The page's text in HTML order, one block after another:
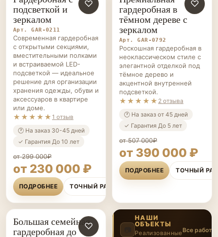
ГАРДЕРОБНЫЕ НА ЗАКАЗ
♡
Гардеробная с
подсветкой и
зеркалом
Арт. GAR-0211
Современная гардеробная
с открытыми секциями,
вместительными полками
и встраиваемой LED-
подсветкой — идеальное
решение для организации
хранения одежды, обуви и
аксессуаров в квартире
или доме.
🕐 На заказ 30-45 дней
от 299 000₽
от 230 000 ₽
ПОДРОБНЕЕ ТОЧНЫЙ РАСЧЁТ
ГАРДЕРОБНЫЕ НА ЗАКАЗ
♡
Премиальная
гардеробная в
тёмном дереве с
зеркалом
Арт. GAR-0792
Роскошная гардеробная в
неоклассическом стиле с
элегантной отделкой под
тёмное дерево и
акцентной внутренней
подсветкой.
🕐 На заказ от 45 дней
от 507 000₽
от 390 000 ₽
ПОДРОБНЕЕ ТОЧНЫЙ
ГАРДЕРОБНЫЕ НА ЗАКАЗ
♡
Большая семейная
НАШИ
ОБЪЕКТЫ